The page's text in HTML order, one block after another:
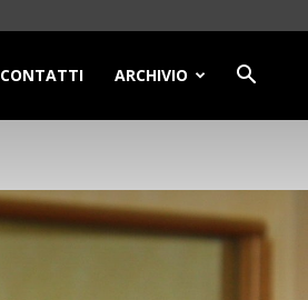
CONTATTI ARCHIVIO